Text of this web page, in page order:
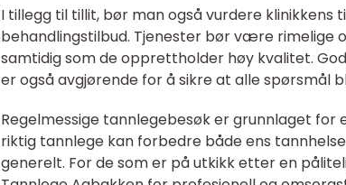
I tillegg til tillit, bør man også vurdere klinikkens
behandlingstilbud. Tjenester bør være rimelige
samtidig som de opprettholder høy kvalitet.
er også avgjørende for å sikre at alle spørsmål
Regelmessige tannlegebesøk er grunnlaget for
riktig tannlege kan forbedre både ens
generelt. For de som er på utkikk etter en